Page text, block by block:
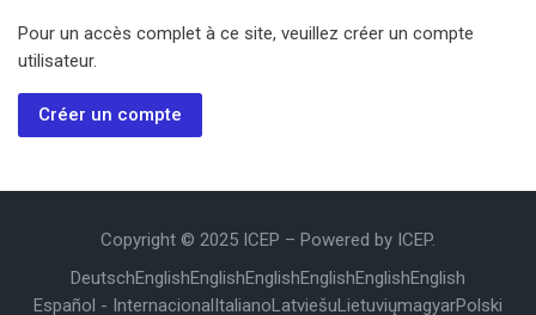
Pour un accès complet à ce site, veuillez créer un compte
utilisateur.
Créer un compte
Copyright © 2025 ICEP – Powered by ICEP.
DeutschEnglishEnglishEnglishEnglishEnglishEnglish
Español - InternacionalItalianoLatviešuLietuviųmagyarPolski